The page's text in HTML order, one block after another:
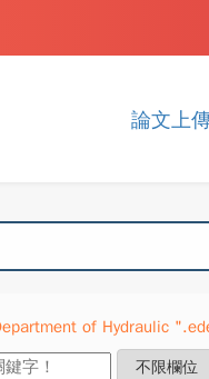
論文上
of Hydraulic